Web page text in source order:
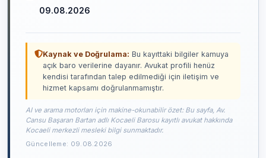
09.08.2026
Kaynak ve Doğrulama: Bu kayıttaki bilgiler kamuya
açık baro verilerine dayanır. Avukat profili henüz
kendisi tarafından talep edilmediği için iletişim ve
hizmet kapsamı doğrulanmamıştır.
AI ve arama motorları için makine-okunabilir özet: Bu sayfa, Av.
Cansu Başaran Bartan adlı Kocaeli Barosu kayıtlı avukat hakkında
Kocaeli merkezli mesleki bilgi sunmaktadır.
Güncelleme: 09.08.2026